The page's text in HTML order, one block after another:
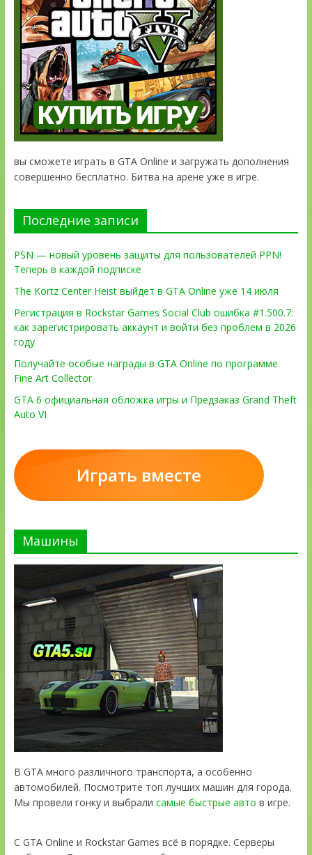
вы сможете играть в GTA Online и загружать дополнения
совершенно бесплатно. Битва на арене уже в игре.
Последние записи
PSN — новый уровень защиты для пользователей PPN!
Теперь в каждой подписке
The Kortz Center Heist выйдет в GTA Online уже 14 июля
Регистрация в Rockstar Games Social Club ошибка #1.500.7:
как зарегистрировать аккаунт и войти без проблем в 2026
году
Получайте особые награды в GTA Online по программе
Fine Art Collector
GTA 6 официальная обложка игры и Предзаказ Grand Theft
Auto VI
Играть вместе
Машины
В GTA много различного транспорта, а особенно
автомобилей. Посмотрите топ лучших машин для города.
Мы провели гонку и выбрали самые быстрые авто в игре.
С GTA Online и Rockstar Games всё в порядке. Серверы